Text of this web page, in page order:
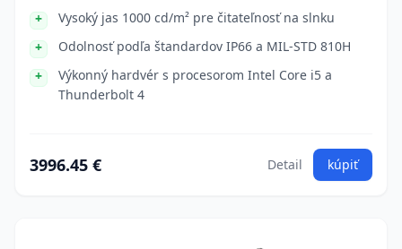
Vysoký jas 1000 cd/m² pre čitateľnosť na slnku
Odolnosť podľa štandardov IP66 a MIL-STD 810H
Výkonný hardvér s procesorom Intel Core i5 a
Thunderbolt 4
3996.45 € Detail kúpiť